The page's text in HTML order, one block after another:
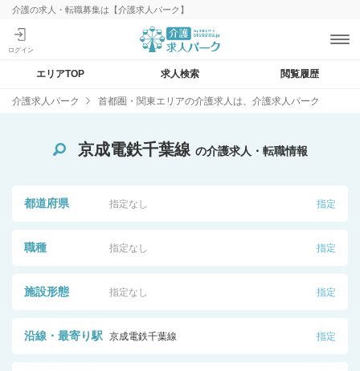
介護の求人・転職募集は【介護求人パーク】
エリアTOP 求人検索 閲覧履歴
介護求人パーク 首都圏・関東エリアの介護求人は、介護求人パーク
京成電鉄千葉線 の介護求人・転職情報
都道府県 指定なし 指定
職種 指定なし 指定
施設形態 指定なし 指定
沿線・最寄り駅 京成電鉄千葉線 指定